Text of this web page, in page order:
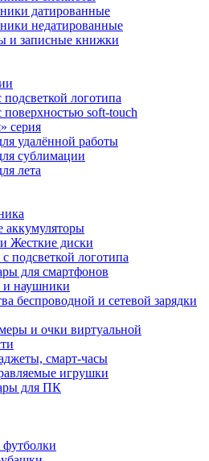
датированные
недатированные
и записные книжки
логотипа
поверхностью soft-touch
серия
удалённой работы
сублимации
лета
Жесткие диски
подсветкой логотипа
для смартфонов
и наушники
беспроводной и сетевой зарядки
и очки виртуальной
смарт-часы
игрушки
для ПК